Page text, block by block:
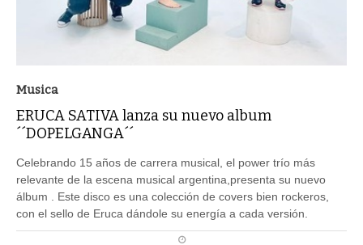
Musica
ERUCA SATIVA lanza su nuevo album
´´DOPELGANGA´´
Celebrando 15 años de carrera musical, el power trío más
relevante de la escena musical argentina,presenta su nuevo
álbum . Este disco es una colección de covers bien rockeros,
con el sello de Eruca dándole su energía a cada versión.